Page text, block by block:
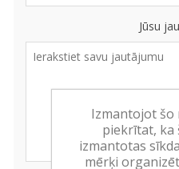
Jūsu
Izmantojot šo
piekrītat, ka
izmantotas
mērķi